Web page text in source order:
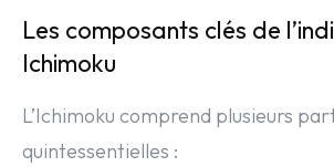
Les composants clés de
Ichimoku
L’Ichimoku comprend plusieurs
quintessentielles :